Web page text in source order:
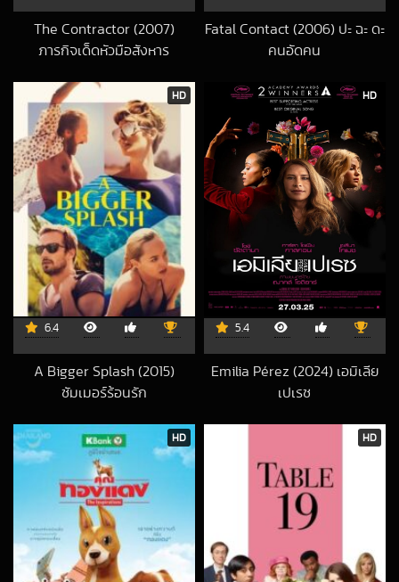
The Contractor (2007)
ภารกิจเด็ดหัวมือสังหาร
Fatal Contact (2006) ปะ ฉะ ดะ
คนอัดคน
HD
6.4
A Bigger Splash (2015)
ซัมเมอร์ร้อนรัก
HD
5.4
Emilia Pérez (2024) เอมิเลีย
เปเรซ
HD HD